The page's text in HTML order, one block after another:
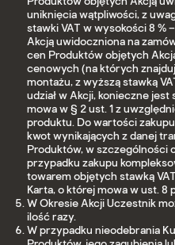
uniknięcia wątpliwości, z
stawki VAT w wysokości 8 %
Akcją uwidoczniona na
cen Produktów objętych
cenowych (na których
montażu, z wyższą stawką
udział w Akcji, konieczne
mowa w § 2 ust. 1 z
produktu. Do wartości
kwot wynikających z danej
Produktów, w szczególności
przypadku zakupu
towarem objętych stawką
Karta, o której mowa w ust. 8
W Okresie Akcji Uczestnik
ilość razy.
W przypadku nieodebrania